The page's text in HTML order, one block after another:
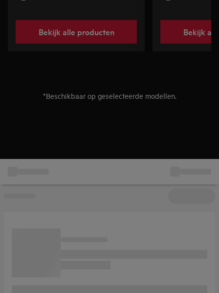
Bekijk alle producten Bekijk
*Beschikbaar op geselecteerde modellen.